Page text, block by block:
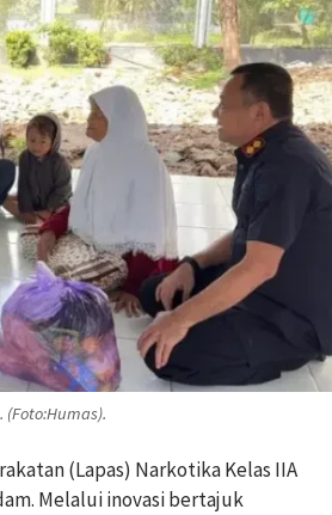
(Lapas) Narkotika Kelas IIA
Melalui inovasi bertajuk